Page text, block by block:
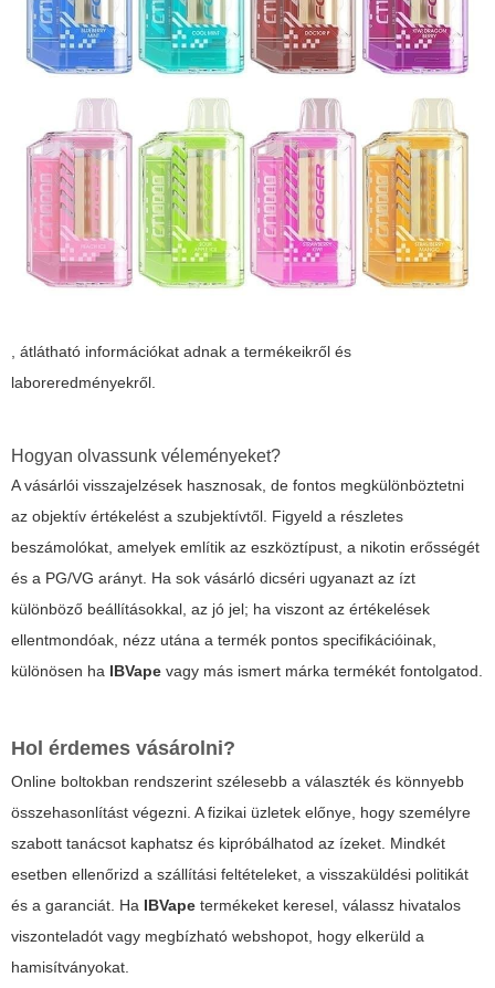
, átlátható információkat adnak a termékeikről és
laboreredményekről.
Hogyan olvassunk véleményeket?
A vásárlói visszajelzések hasznosak, de fontos megkülönböztetni
az objektív értékelést a szubjektívtől. Figyeld a részletes
beszámolókat, amelyek említik az eszköztípust, a nikotin erősségét
és a PG/VG arányt. Ha sok vásárló dicséri ugyanazt az ízt
különböző beállításokkal, az jó jel; ha viszont az értékelések
ellentmondóak, nézz utána a termék pontos specifikációinak,
különösen ha IBVape vagy más ismert márka termékét fontolgatod.
Hol érdemes vásárolni?
Online boltokban rendszerint szélesebb a választék és könnyebb
összehasonlítást végezni. A fizikai üzletek előnye, hogy személyre
szabott tanácsot kaphatsz és kipróbálhatod az ízeket. Mindkét
esetben ellenőrizd a szállítási feltételeket, a visszaküldési politikát
és a garanciát. Ha IBVape termékeket keresel, válassz hivatalos
viszonteladót vagy megbízható webshopot, hogy elkerüld a
hamisítványokat.